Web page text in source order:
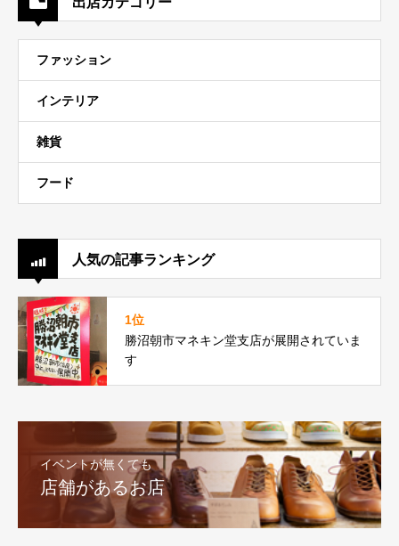
ファッション
インテリア
雑貨
フード
人気の記事ランキング
1位
勝沼朝市マネキン堂支店が展開されていま
す
イベントが無くても
店舗があるお店